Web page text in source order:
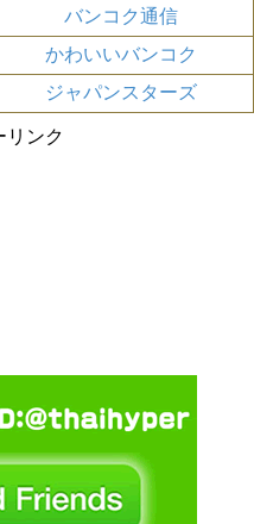
バンコク通信
かわいいバンコク
ジャパンスターズ
リンク